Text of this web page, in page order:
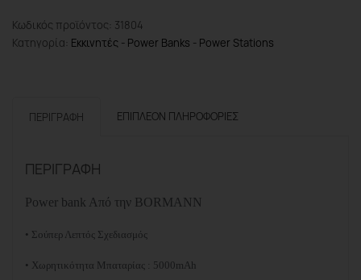
Κωδικός προϊόντος: 31804
Κατηγορία: Εκκινητές - Power Banks - Power Stations
ΠΕΡΙΓΡΑΦΉ ΕΠΙΠΛΈΟΝ ΠΛΗΡΟΦΟΡΊΕΣ
ΠΕΡΙΓΡΑΦΉ
Power bank Από την BORMANN
• Σούπερ Λεπτός Σχεδιασμός
• Χωρητικότητα Μπαταρίας : 5000mAh